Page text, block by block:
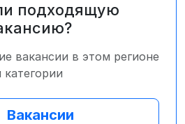
подходящую
вакансии в этом регионе
категории
Вакансии